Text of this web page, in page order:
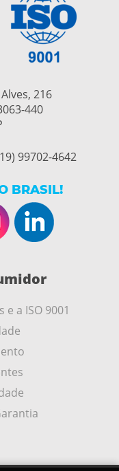
216
440
99702-4642
BRASIL!
a ISO 9001